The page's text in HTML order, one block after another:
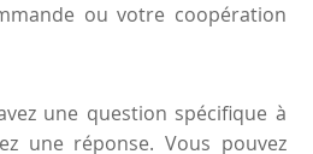
ou votre coopération
une question spécifique à
une réponse. Vous pouvez